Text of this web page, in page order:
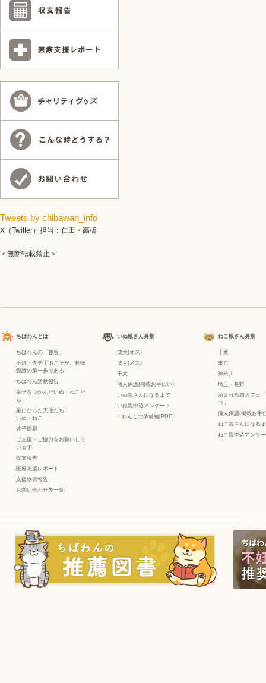
Tweets by chibawan_info
X（Twitter）担当：仁田・高橋
＜無断転載禁止＞
ちばわんとは
ちばわんの「趣旨」
不妊・去勢手術こそが、動物
愛護の第一歩である
ちばわん活動報告
幸せをつかんだいぬ・ねこた
ち
星になった天使たち
いぬ ・ ねこ
迷子情報
ご支援・ご協力をお願いして
います
収支報告
医療支援レポート
支援物資報告
お問い合わせ先一覧
いぬ親さん募集
成犬(オス)
成犬(メス)
子犬
個人保護(掲載お手伝い)
いぬ親さんになるまで
いぬ親申込アンケート
− わんこの準備編[PDF]
ねこ親さん募集
千葉
東京
神奈川
埼玉・長野
泊まれる猫カフェ
コ」
個人保護(掲載お手
ねこ親さんになる
ねこ親申込アンケ